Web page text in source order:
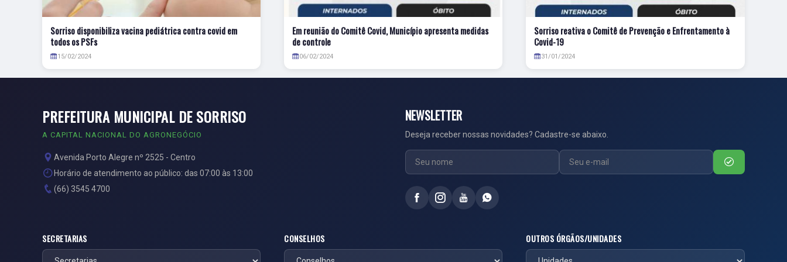
Sorriso disponibiliza vacina pediátrica contra covid em
todos os PSFs
15/02/2024
Em reunião do Comitê Covid, Município apresenta medidas
de controle
06/02/2024
Sorriso reativa o Comitê de Prevenção e Enfrentamento à
Covid-19
31/01/2024
PREFEITURA MUNICIPAL DE SORRISO
A CAPITAL NACIONAL DO AGRONEGÓCIO
Avenida Porto Alegre nº 2525 - Centro
Horário de atendimento ao público: das 07:00 às 13:00
(66) 3545 4700
NEWSLETTER
Deseja receber nossas novidades? Cadastre-se abaixo.
SECRETARIAS CONSELHOS OUTROS ÓRGÃOS/UNIDADES